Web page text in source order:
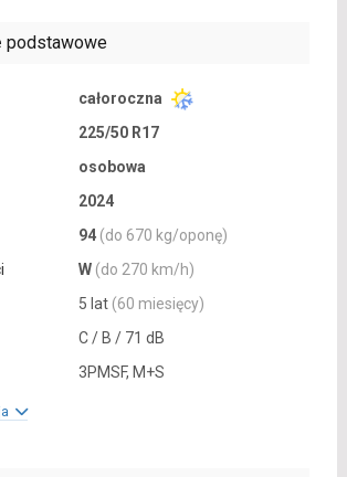
podstawowe
całoroczna
225/50 R17
osobowa
2024
94 (do 670 kg/oponę)
W (do 270 km/h)
5 lat (60 miesięcy)
C / B / 71 dB
3PMSF, M+S